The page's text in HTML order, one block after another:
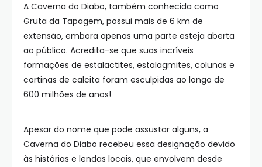
A Caverna do Diabo, também conhecida como
Gruta da Tapagem, possui mais de 6 km de
extensão, embora apenas uma parte esteja aberta
ao público. Acredita-se que suas incríveis
formações de estalactites, estalagmites, colunas e
cortinas de calcita foram esculpidas ao longo de
600 milhões de anos!
Apesar do nome que pode assustar alguns, a
Caverna do Diabo recebeu essa designação devido
às histórias e lendas locais, que envolvem desde